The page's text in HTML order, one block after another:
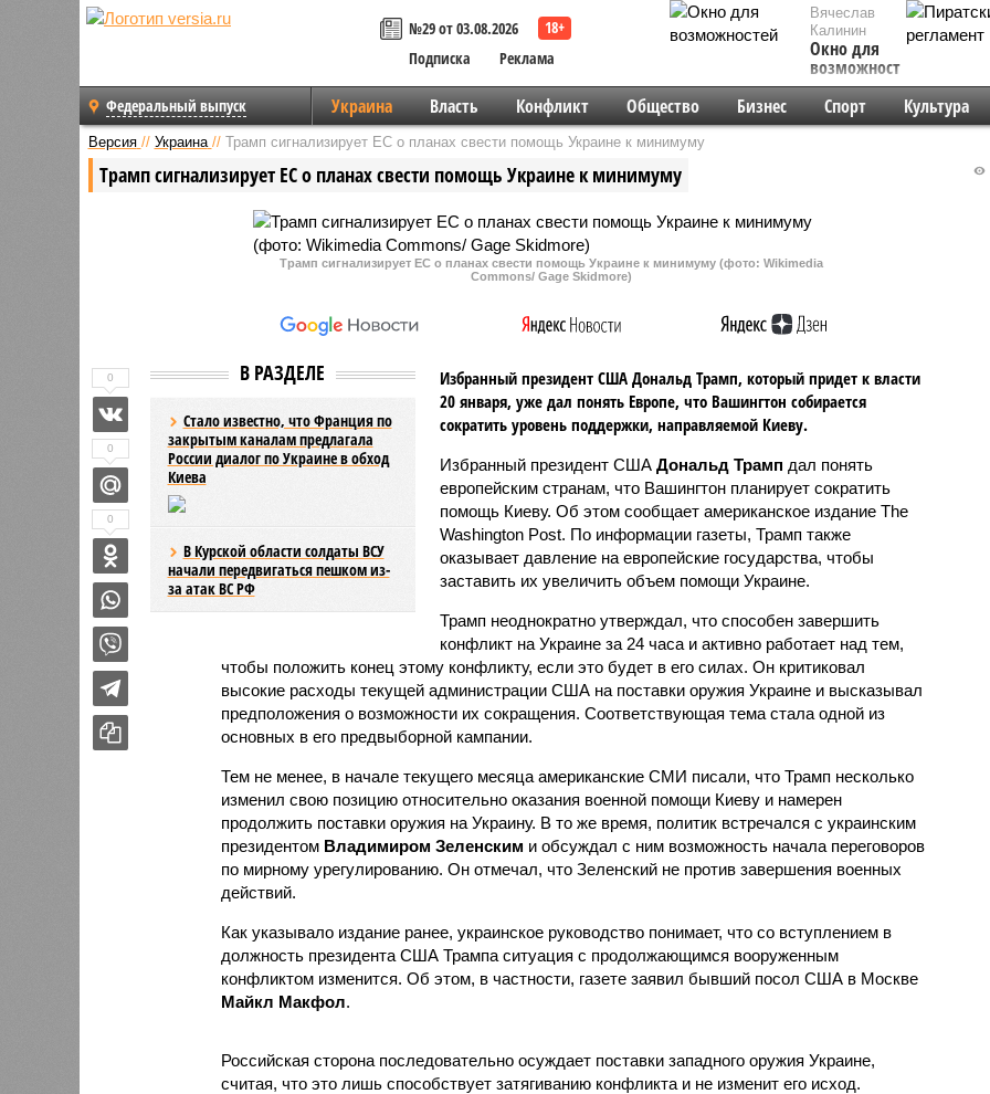
№29 от 03.08.2026
Подписка
Реклама
Вячеслав
Калинин
Окно для
возможностей
Федеральный выпуск Украина Власть Конфликт Общество Бизнес Спорт Культура
Версия // Украина // Трамп сигнализирует ЕС о планах свести помощь Украине к минимуму
Трамп сигнализирует ЕС о планах свести помощь Украине к минимуму
Трамп сигнализирует ЕС о планах свести помощь Украине к минимуму (фото: Wikimedia
Commons/ Gage Skidmore)
В РАЗДЕЛЕ
Стало известно, что Франция по
закрытым каналам предлагала
России диалог по Украине в обход
Киева
В Курской области солдаты ВСУ
начали передвигаться пешком из-
за атак ВС РФ
Избранный президент США Дональд Трамп, который придет к власти
20 января, уже дал понять Европе, что Вашингтон собирается
сократить уровень поддержки, направляемой Киеву.
Избранный президент США Дональд Трамп дал понять
европейским странам, что Вашингтон планирует сократить
помощь Киеву. Об этом сообщает американское издание The
Washington Post. По информации газеты, Трамп также
оказывает давление на европейские государства, чтобы
заставить их увеличить объем помощи Украине.
Трамп неоднократно утверждал, что способен завершить
конфликт на Украине за 24 часа и активно работает над тем,
чтобы положить конец этому конфликту, если это будет в его силах. Он критиковал
высокие расходы текущей администрации США на поставки оружия Украине и высказывал
предположения о возможности их сокращения. Соответствующая тема стала одной из
основных в его предвыборной кампании.
Тем не менее, в начале текущего месяца американские СМИ писали, что Трамп несколько
изменил свою позицию относительно оказания военной помощи Киеву и намерен
продолжить поставки оружия на Украину. В то же время, политик встречался с украинским
президентом Владимиром Зеленским и обсуждал с ним возможность начала переговоров
по мирному урегулированию. Он отмечал, что Зеленский не против завершения военных
действий.
Как указывало издание ранее, украинское руководство понимает, что со вступлением в
должность президента США Трампа ситуация с продолжающимся вооруженным
конфликтом изменится. Об этом, в частности, газете заявил бывший посол США в Москве
Майкл Макфол.
Российская сторона последовательно осуждает поставки западного оружия Украине,
считая, что это лишь способствует затягиванию конфликта и не изменит его исход.
0
0
0